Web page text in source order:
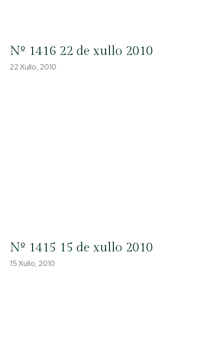
Nº 1416 22 de xullo 2010
22 Xullo, 2010
Nº 1415 15 de xullo 2010
15 Xullo, 2010